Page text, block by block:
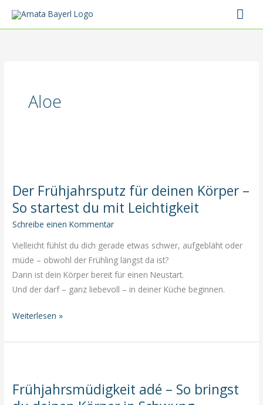
Inhalt
Aloe
Der Frühjahrsputz für deinen Körper –
So startest du mit Leichtigkeit
Schreibe einen Kommentar
Vielleicht fühlst du dich gerade etwas schwer, aufgebläht oder
müde – obwohl der Frühling längst da ist?
Dann ist dein Körper bereit für einen Neustart.
Und der darf – ganz liebevoll – in deiner Küche beginnen.
Der
für
–
Weiterlesen »
Frühjahrsmüdigkeit adé – So bringst